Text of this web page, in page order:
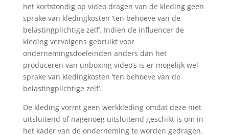
het kortstondig op video dragen van de kleding geen
sprake van kledingkosten ‘ten behoeve van de
belastingplichtige zelf’. Indien de influencer de
kleding vervolgens gebruikt voor
ondernemingsdoeleinden anders dan het
produceren van unboxing video’s is er mogelijk wel
sprake van kledingkosten ‘ten behoeve van de
belastingplichtige zelf’.
De kleding vormt geen werkkleding omdat deze niet
uitsluitend of nagenoeg uitsluitend geschikt is om in
het kader van de onderneming te worden gedragen.